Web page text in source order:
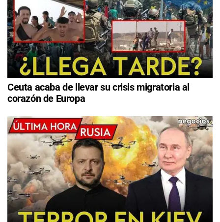
Ceuta acaba de llevar su crisis migratoria al
corazón de Europa